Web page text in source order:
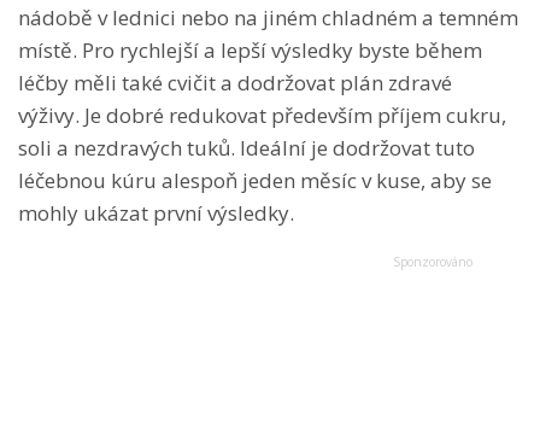
nádobě v lednici nebo na jiném chladném a temném
místě. Pro rychlejší a lepší výsledky byste během
léčby měli také cvičit a dodržovat plán zdravé
výživy. Je dobré redukovat především příjem cukru,
soli a nezdravých tuků. Ideální je dodržovat tuto
léčebnou kúru alespoň jeden měsíc v kuse, aby se
mohly ukázat první výsledky.